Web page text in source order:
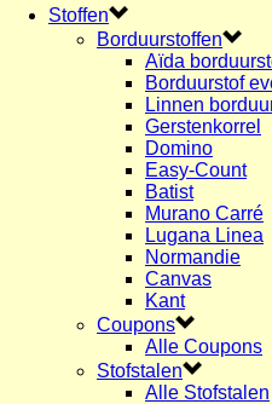
Stoffen
Borduurstoffen
Aïda
Borduurstof
Linnen
Gerstenkorrel
Domino
Easy-Count
Batist
Murano Carré
Lugana Linea
Normandie
Canvas
Kant
Coupons
Alle Coupons
Stofstalen
Alle Stofstalen